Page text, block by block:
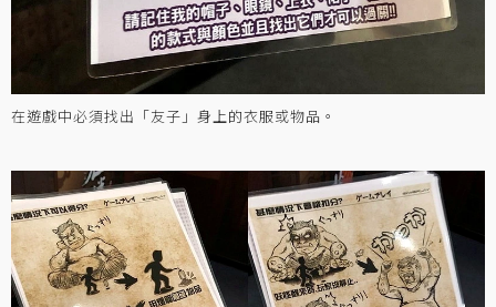
在遊戲中必須找出「友子」身上的衣服或物品。